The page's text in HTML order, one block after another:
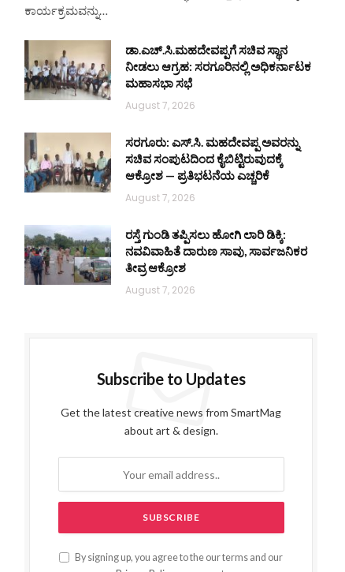
ಕಾರ್ಯಕ್ರಮವನ್ನು…
ಡಾ.ಎಚ್.ಸಿ.ಮಹದೇವಪ್ಪಗೆ ಸಚಿವ ಸ್ಥಾನ
ನೀಡಲು ಆಗ್ರಹ: ಸರಗೂರಿನಲ್ಲಿ ಅಧಿಕರ್ನಾಟಕ
ಮಹಾಸಭಾ ಸಭೆ
August 7, 2026
ಸರಗೂರು: ಎಸ್.ಸಿ. ಮಹದೇವಪ್ಪ ಅವರನ್ನು
ಸಚಿವ ಸಂಪುಟದಿಂದ ಕೈಬಿಟ್ಟಿರುವುದಕ್ಕೆ
ಆಕ್ರೋಶ — ಪ್ರತಿಭಟನೆಯ ಎಚ್ಚರಿಕೆ
August 7, 2026
ರಸ್ತೆ ಗುಂಡಿ ತಪ್ಪಿಸಲು ಹೋಗಿ ಲಾರಿ ಡಿಕ್ಕಿ:
ನವವಿವಾಹಿತೆ ದಾರುಣ ಸಾವು, ಸಾರ್ವಜನಿಕರ
ತೀವ್ರ ಆಕ್ರೋಶ
August 7, 2026
Subscribe to Updates
Get the latest creative news from SmartMag
about art & design.
By signing up, you agree to the our terms and our